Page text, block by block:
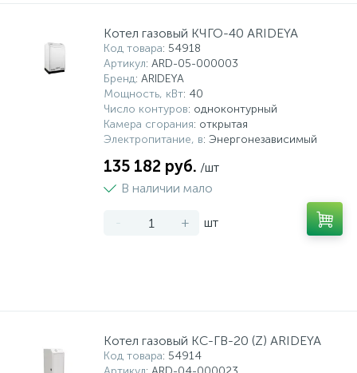
Котел газовый КЧГО-40 ARIDEYA
Код товара: 54918
Артикул: ARD-05-000003
Бренд: ARIDEYA
Мощность, кВт: 40
Число контуров: одноконтурный
Камера сгорания: открытая
Электропитание, в: Энергонезависимый
135 182 руб. /шт
В наличии мало
- + шт
Котел газовый КС-ГВ-20 (Z) ARIDEYA
Код товара: 54914